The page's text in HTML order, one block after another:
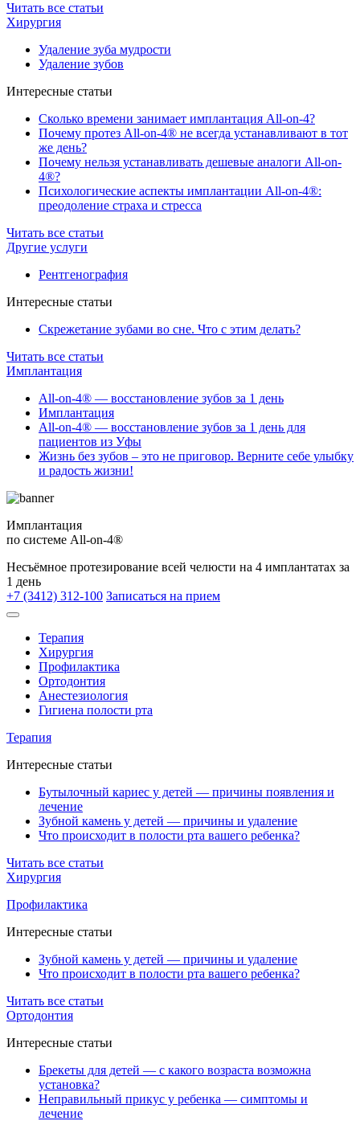
Читать все статьи
Хирургия
Удаление зуба мудрости
Удаление зубов
Интересные статьи
Сколько времени занимает имплантация All-on-4?
Почему протез All-on-4® не всегда устанавливают в тот
же день?
Почему нельзя устанавливать дешевые аналоги All-on-
4®?
Психологические аспекты имплантации All-on-4®:
преодоление страха и стресса
Читать все статьи
Другие услуги
Рентгенография
Интересные статьи
Скрежетание зубами во сне. Что с этим делать?
Читать все статьи
Имплантация
All-on-4® — восстановление зубов за 1 день
Имплантация
All-on-4® — восстановление зубов за 1 день для
пациентов из Уфы
Жизнь без зубов – это не приговор. Верните себе улыбку
и радость жизни!
Имплантация
по системе All-on-4®
Несъёмное протезирование всей челюсти на 4 имплантатах за
1 день
+7 (3412) 312-100 Записаться на прием
Терапия
Хирургия
Профилактика
Ортодонтия
Анестезиология
Гигиена полости рта
Терапия
Интересные статьи
Бутылочный кариес у детей — причины появления и
лечение
Зубной камень у детей — причины и удаление
Что происходит в полости рта вашего ребенка?
Читать все статьи
Хирургия
Профилактика
Интересные статьи
Зубной камень у детей — причины и удаление
Что происходит в полости рта вашего ребенка?
Читать все статьи
Ортодонтия
Интересные статьи
Брекеты для детей — с какого возраста возможна
установка?
Неправильный прикус у ребенка — симптомы и
лечение